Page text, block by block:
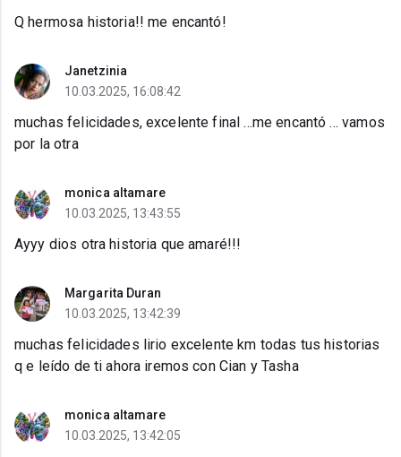
Q hermosa historia!! me encantó!
Janetzinia
10.03.2025, 16:08:42
muchas felicidades, excelente final ...me encantó ... vamos
por la otra
monica altamare
10.03.2025, 13:43:55
Ayyy dios otra historia que amaré!!!
Margarita Duran
10.03.2025, 13:42:39
muchas felicidades lirio excelente km todas tus historias
q e leído de ti ahora iremos con Cian y Tasha
monica altamare
10.03.2025, 13:42:05